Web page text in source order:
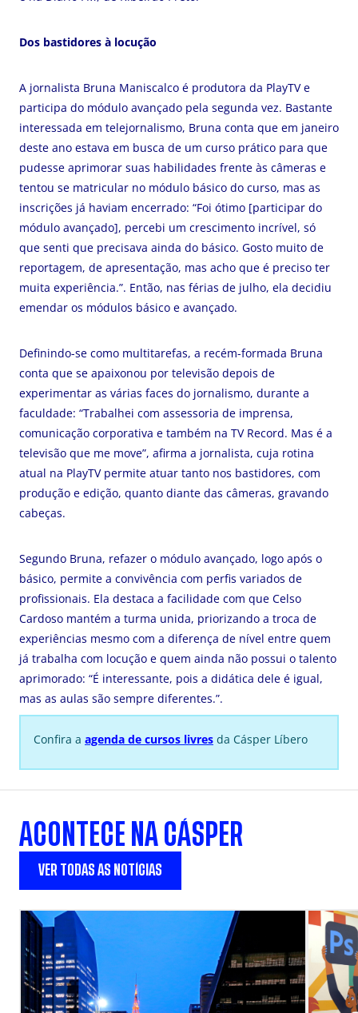
Dos bastidores à locução
A jornalista Bruna Maniscalco é produtora da PlayTV e
participa do módulo avançado pela segunda vez. Bastante
interessada em telejornalismo, Bruna conta que em janeiro
deste ano estava em busca de um curso prático para que
pudesse aprimorar suas habilidades frente às câmeras e
tentou se matricular no módulo básico do curso, mas as
inscrições já haviam encerrado: “Foi ótimo [participar do
módulo avançado], percebi um crescimento incrível, só
que senti que precisava ainda do básico. Gosto muito de
reportagem, de apresentação, mas acho que é preciso ter
muita experiência.”. Então, nas férias de julho, ela decidiu
emendar os módulos básico e avançado.
Definindo-se como multitarefas, a recém-formada Bruna
conta que se apaixonou por televisão depois de
experimentar as várias faces do jornalismo, durante a
faculdade: “Trabalhei com assessoria de imprensa,
comunicação corporativa e também na TV Record. Mas é a
televisão que me move”, afirma a jornalista, cuja rotina
atual na PlayTV permite atuar tanto nos bastidores, com
produção e edição, quanto diante das câmeras, gravando
cabeças.
Segundo Bruna, refazer o módulo avançado, logo após o
básico, permite a convivência com perfis variados de
profissionais. Ela destaca a facilidade com que Celso
Cardoso mantém a turma unida, priorizando a troca de
experiências mesmo com a diferença de nível entre quem
já trabalha com locução e quem ainda não possui o talento
aprimorado: “É interessante, pois a didática dele é igual,
mas as aulas são sempre diferentes.”.
Confira a agenda de cursos livres da Cásper Líbero
ACONTECE NA CÁSPER
VER TODAS AS NOTÍCIAS